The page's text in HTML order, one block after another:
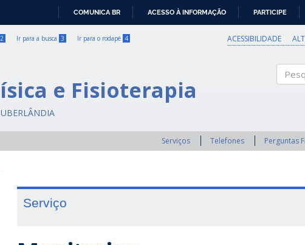
COMUNICA BR ACESSO À INFORMAÇÃO PARTICIPE
2 Ir para a busca 3 Ir para o rodapé 4 ACESSIBILIDADE
e Fisioterapia
Serviços Telefones Perguntas
Serviço